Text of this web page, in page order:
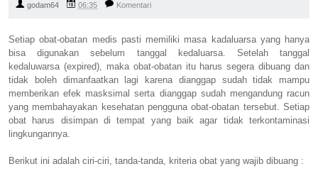
godam64 06:35 Komentari
Setiap obat-obatan medis pasti memiliki masa kadaluarsa yang hanya
bisa digunakan sebelum tanggal kedaluarsa. Setelah tanggal
kedaluwarsa (expired), maka obat-obatan itu harus segera dibuang dan
tidak boleh dimanfaatkan lagi karena dianggap sudah tidak mampu
memberikan efek masksimal serta dianggap sudah mengandung racun
yang membahayakan kesehatan pengguna obat-obatan tersebut. Setiap
obat harus disimpan di tempat yang baik agar tidak terkontaminasi
lingkungannya.
Berikut ini adalah ciri-ciri, tanda-tanda, kriteria obat yang wajib dibuang :